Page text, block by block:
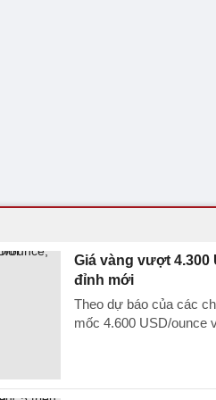
Giá vàng vượt
đỉnh mới
Theo dự báo của các
mốc 4.600 USD/ounce